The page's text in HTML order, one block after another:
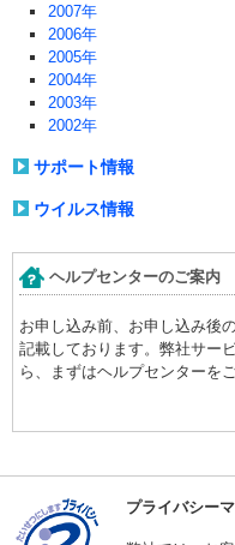
2007年
2006年
2005年
2004年
2003年
2002年
サポート情報
ウイルス情報
ヘルプセンターのご案内
お申し込み前、お申し込み後
記載しております。弊社サー
ら、まずはヘルプセンターを
プライバシー